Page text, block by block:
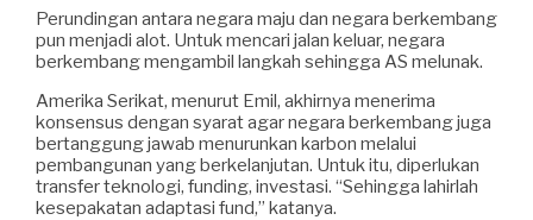
Perundingan antara negara maju dan negara berkembang
pun menjadi alot. Untuk mencari jalan keluar, negara
berkembang mengambil langkah sehingga AS melunak.
Amerika Serikat, menurut Emil, akhirnya menerima
konsensus dengan syarat agar negara berkembang juga
bertanggung jawab menurunkan karbon melalui
pembangunan yang berkelanjutan. Untuk itu, diperlukan
transfer teknologi, funding, investasi. “Sehingga lahirlah
kesepakatan adaptasi fund,” katanya.